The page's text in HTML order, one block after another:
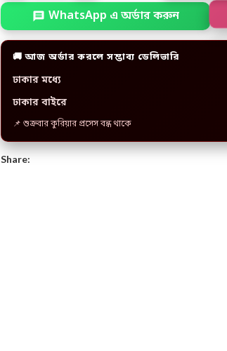
WhatsApp এ অর্ডার করুন
🚚 আজ অর্ডার করলে সম্ভাব্য ডেলিভারি
ঢাকার মধ্যে
ঢাকার বাইরে
📌 শুক্রবার কুরিয়ার প্রসেস বন্ধ থাকে
Share: